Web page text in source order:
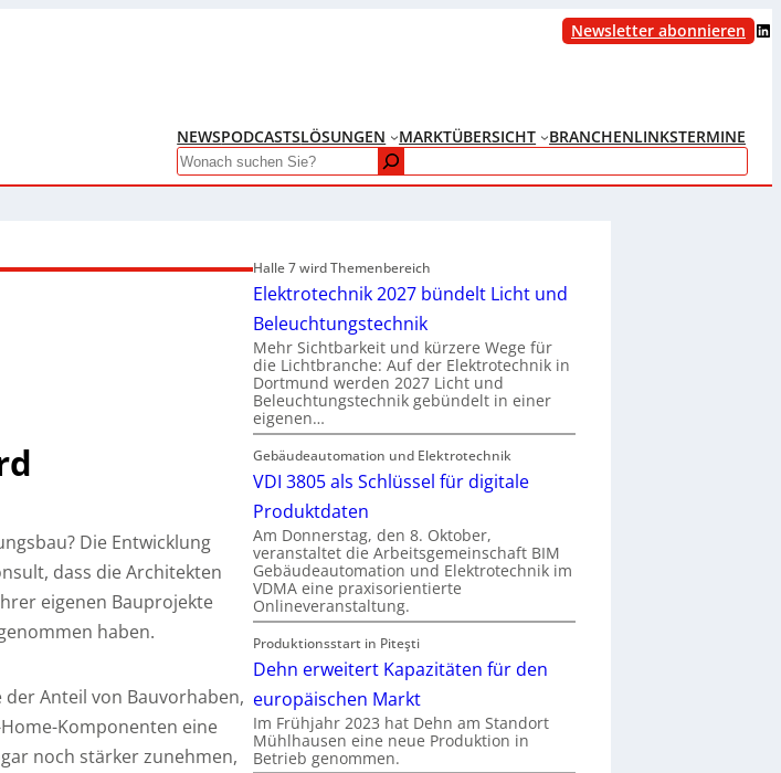
Newsletter abonnieren LinkedIn
NEWSPODCASTSLÖSUNGEN MARKTÜBERSICHT BRANCHENLINKSTERMINE
Search
Die Entwicklung
dass die Architekten
eigenen Bauprojekte
haben.
Anteil von Bauvorhaben,
Komponenten eine
noch stärker zunehmen,
Halle 7 wird Themenbereich
Elektrotechnik 2027 bündelt Licht und
Beleuchtungstechnik
Mehr Sichtbarkeit und kürzere Wege für
die Lichtbranche: Auf der Elektrotechnik in
Dortmund werden 2027 Licht und
Beleuchtungstechnik gebündelt in einer
eigenen…
Gebäudeautomation und Elektrotechnik
VDI 3805 als Schlüssel für digitale
Produktdaten
Am Donnerstag, den 8. Oktober,
veranstaltet die Arbeitsgemeinschaft BIM
Gebäudeautomation und Elektrotechnik im
VDMA eine praxisorientierte
Onlineveranstaltung.
Produktionsstart in Piteşti
Dehn erweitert Kapazitäten für den
europäischen Markt
Im Frühjahr 2023 hat Dehn am Standort
Mühlhausen eine neue Produktion in
Betrieb genommen.